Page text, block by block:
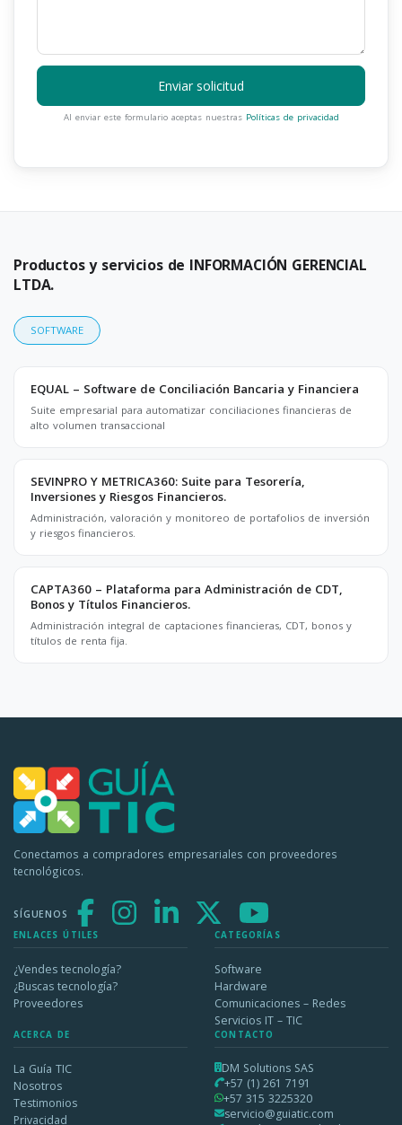
Al enviar este formulario aceptas nuestras Políticas de privacidad
Enviar solicitud
Productos y servicios de INFORMACIÓN GERENCIAL
LTDA.
SOFTWARE
EQUAL – Software de Conciliación Bancaria y Financiera
Suite empresarial para automatizar conciliaciones financieras de
alto volumen transaccional
SEVINPRO Y METRICA360: Suite para Tesorería,
Inversiones y Riesgos Financieros.
Administración, valoración y monitoreo de portafolios de inversión
y riesgos financieros.
CAPTA360 – Plataforma para Administración de CDT,
Bonos y Títulos Financieros.
Administración integral de captaciones financieras, CDT, bonos y
títulos de renta fija.
Conectamos a compradores empresariales con proveedores
tecnológicos.
SÍGUENOS
ENLACES ÚTILES
¿Vendes tecnología?
¿Buscas tecnología?
Proveedores
CATEGORÍAS
Software
Hardware
Comunicaciones – Redes
Servicios IT – TIC
ACERCA DE
La Guía TIC
Nosotros
Testimonios
Privacidad
CONTACTO
DM Solutions SAS
+57 (1) 261 7191
+57 315 3225320
servicio@guiatic.com